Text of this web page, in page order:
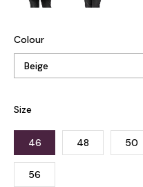
Colour
Size
46 48 50
56